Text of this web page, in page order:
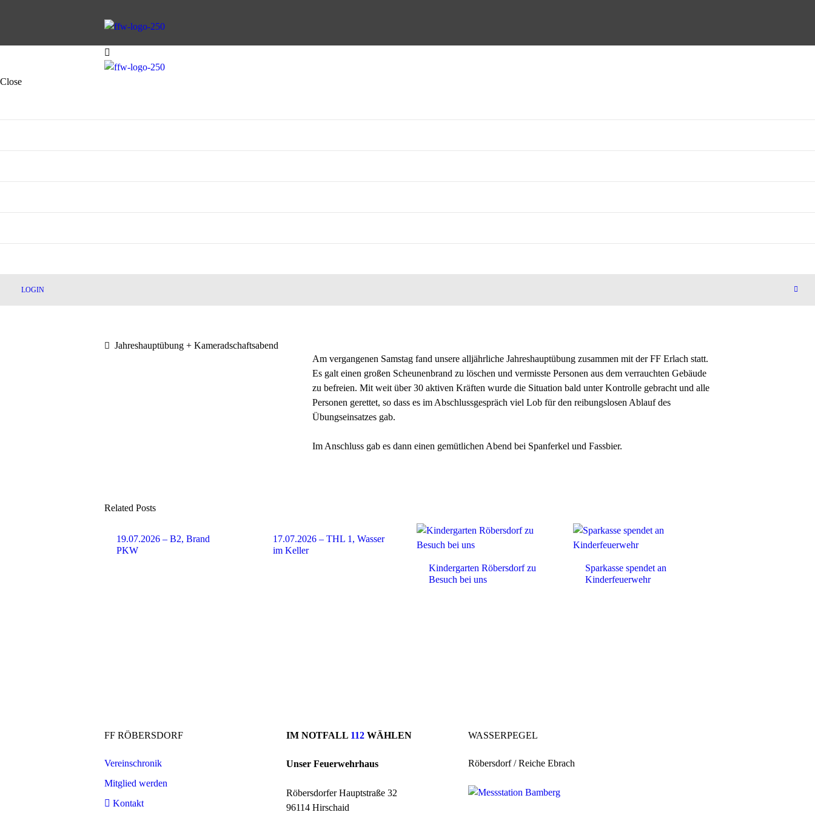
AKTIVE WEHR
Close
LOGIN
Jahreshauptübung + Kameradschaftsabend
Am vergangenen Samstag fand unsere alljährliche Jahreshauptübung zusammen mit der FF Erlach statt.
Es galt einen großen Scheunenbrand zu löschen und vermisste Personen aus dem verrauchten Gebäude
zu befreien. Mit weit über 30 aktiven Kräften wurde die Situation bald unter Kontrolle gebracht und alle
Personen gerettet, so dass es im Abschlussgespräch viel Lob für den reibungslosen Ablauf des
Übungseinsatzes gab.
Im Anschluss gab es dann einen gemütlichen Abend bei Spanferkel und Fassbier.
Related Posts
19.07.2026 – B2, Brand
PKW
17.07.2026 – THL 1, Wasser
im Keller
Kindergarten Röbersdorf zu
Besuch bei uns
Sparkasse spendet an
Kinderfeuerwehr
FF RÖBERSDORF
Vereinschronik
Mitglied werden
Kontakt
IM NOTFALL 112 WÄHLEN
Unser Feuerwehrhaus
Röbersdorfer Hauptstraße 32
96114 Hirschaid
WASSERPEGEL
Röbersdorf / Reiche Ebrach